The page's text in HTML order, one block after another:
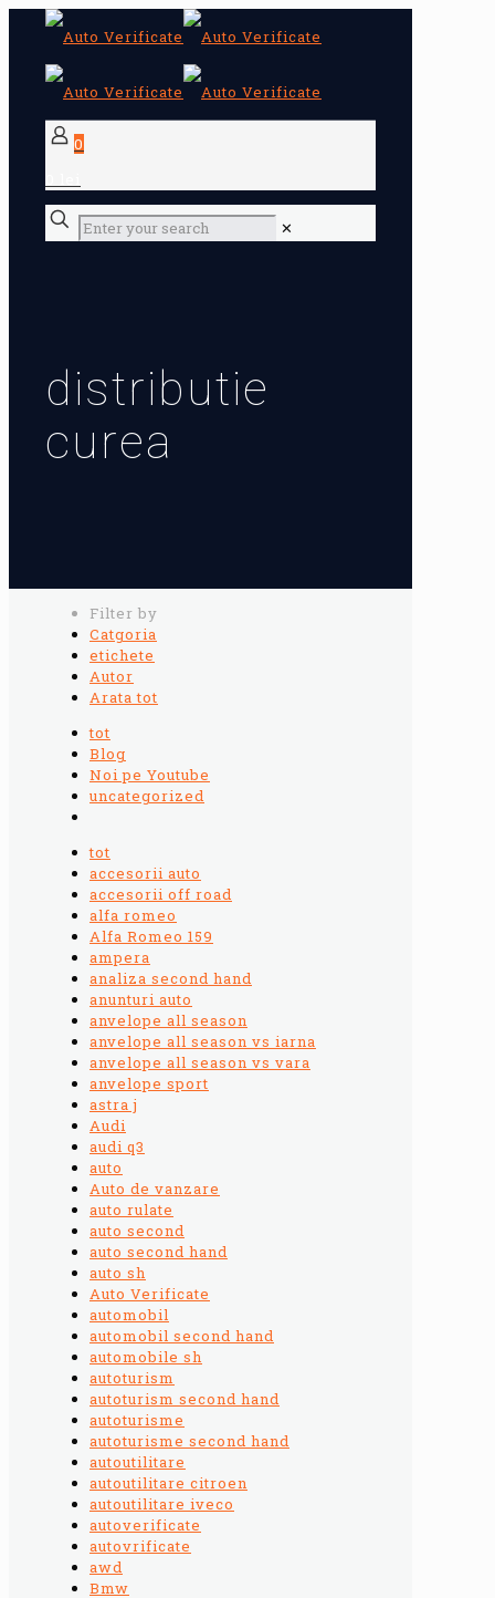
0
✕
distributie
curea
Filter by
Catgoria
etichete
Autor
Arata tot
tot
Blog
Noi pe Youtube
uncategorized
tot
accesorii auto
accesorii off road
alfa romeo
Alfa Romeo 159
ampera
analiza second hand
anunturi auto
anvelope all season
anvelope all season vs iarna
anvelope all season vs vara
anvelope sport
astra j
Audi
audi q3
auto
Auto de vanzare
auto rulate
auto second
auto second hand
auto sh
Auto Verificate
automobil
automobil second hand
automobile sh
autoturism
autoturism second hand
autoturisme
autoturisme second hand
autoutilitare
autoutilitare citroen
autoutilitare iveco
autoverificate
autovrificate
awd
Bmw